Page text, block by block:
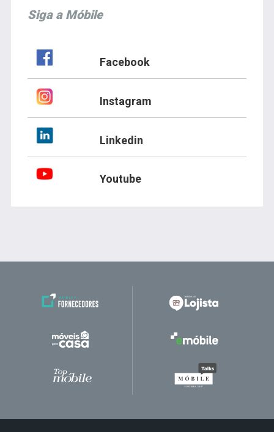
Siga a Móbile
Facebook
Instagram
Linkedin
Youtube